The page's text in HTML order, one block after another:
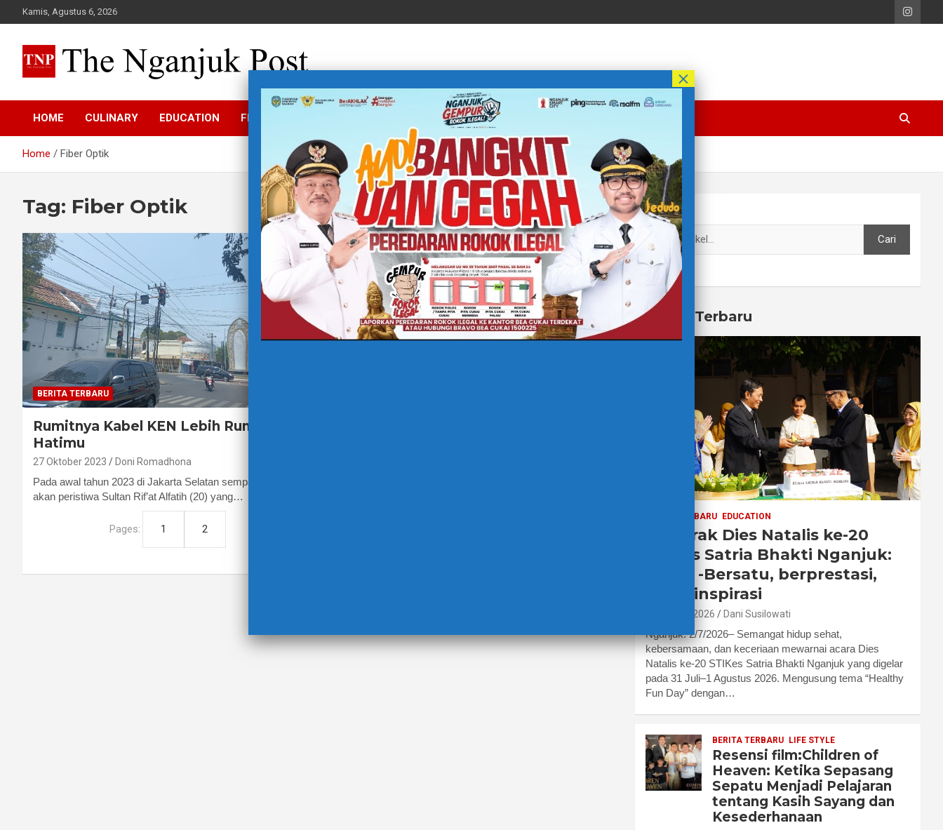
to
Kamis, Agustus 6, 2026
The Nganjuk Post
HOME CULINARY EDUCATION FEATURE TECHNOLOGY
Home Fiber Optik
Tag: Fiber Optik
BERITA TERBARU
Rumitnya Kabel KEN Lebih Rumit dari
Hatimu
27 Oktober 2023 Doni Romadhona
Pada awal tahun 2023 di Jakarta Selatan sempat ramai
akan peristiwa Sultan Rif’at Alfatih (20) yang…
Pages: 1 2
Cari
Cari
Berita Terbaru
BERITA TERBARU EDUCATION
Semarak Dies Natalis ke-20
STIKes Satria Bhakti Nganjuk:
Sehat -Bersatu, berprestasi,
menginspirasi
2 Agustus 2026 Dani Susilowati
Nganjuk. 2/7/2026– Semangat hidup sehat,
kebersamaan, dan keceriaan mewarnai acara Dies
Natalis ke-20 STIKes Satria Bhakti Nganjuk yang digelar
pada 31 Juli–1 Agustus 2026. Mengusung tema “Healthy
Fun Day” dengan…
BERITA TERBARU LIFE STYLE
Resensi film:Children of
Heaven: Ketika Sepasang
Sepatu Menjadi Pelajaran
tentang Kasih Sayang dan
Kesederhanaan